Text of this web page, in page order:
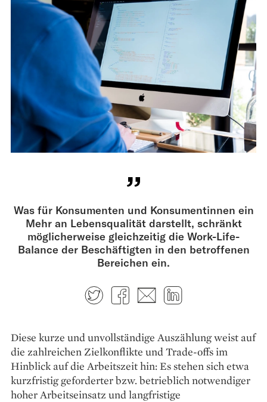
Was für Konsumenten und Konsumentinnen ein
Mehr an Lebensqualität darstellt, schränkt
möglicherweise gleichzeitig die Work-Life-
Balance der Beschäftigten in den betroffenen
Bereichen ein.
TwitterFacebook
E-mail
Diese kurze und unvollständige Auszählung weist auf
die zahlreichen Zielkonflikte und Trade-offs im
Hinblick auf die Arbeitszeit hin: Es stehen sich etwa
kurzfristig geforderter bzw. betrieblich notwendiger
hoher Arbeitseinsatz und langfristige